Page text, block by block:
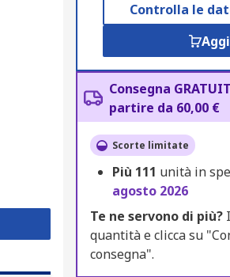
Controlla le
Consegna
partire da 60,00 €
Scorte limitate
Più 111 unità in
agosto 2026
Te ne servono di più?
quantità e clicca su
consegna".